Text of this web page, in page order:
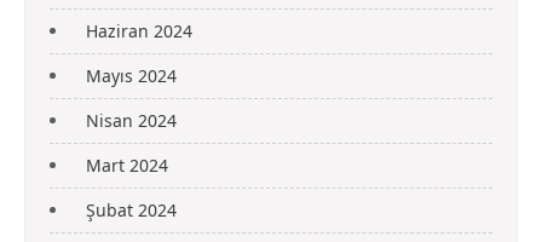
Haziran 2024
Mayıs 2024
Nisan 2024
Mart 2024
Şubat 2024